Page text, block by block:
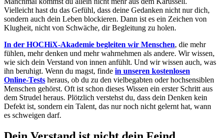
Vielleicht hast du das Gefühl, dass deine Gedanken nicht nur dich,
sondern auch dein Leben blockieren. Dann ist es ein Zeichen von
Klugheit, nicht von Schwäche, dir Begleitung zu holen.
In der HOCHiX-Akademie begleiten wir Menschen, die mehr
fühlen, mehr denken und mehr wahrnehmen als andere. Wir wissen,
wie sich dein Verstand von innen anfühlt. Und wir wissen auch, was
ihn beruhigt. Wenn du magst, finde in unseren kostenlosen
Online-Tests heraus, ob du zu den vielbegabten oder hochsensiblen
Menschen gehörst. Oft ist schon dieses Wissen ein erster Schritt aus
dem Strudel heraus. Plötzlich verstehst du, dass dein Denken kein
Defekt ist, sondern ein Talent, das nur noch nicht gelernt hat, wann
es schweigen darf.